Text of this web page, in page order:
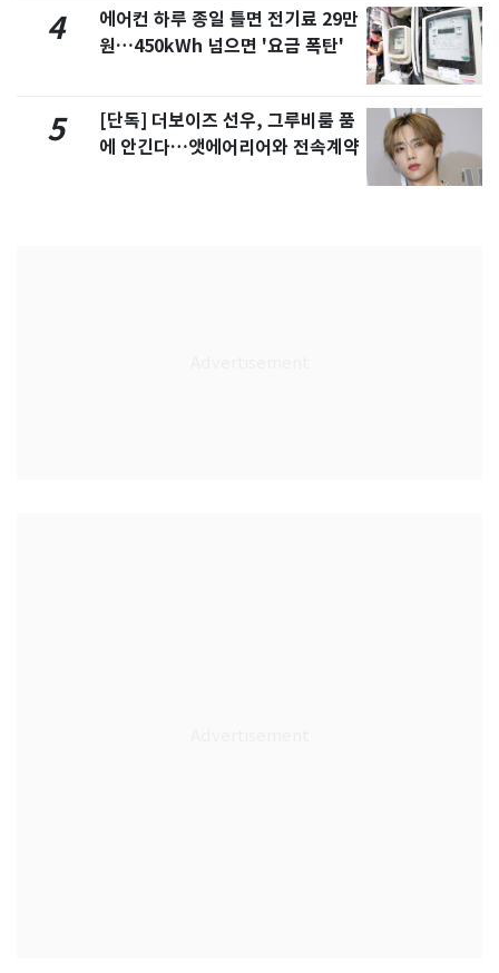
4
에어컨 하루 종일 틀면 전기료 29만
원…450kWh 넘으면 '요금 폭탄'
5
[단독] 더보이즈 선우, 그루비룸 품
에 안긴다…앳에어리어와 전속계약